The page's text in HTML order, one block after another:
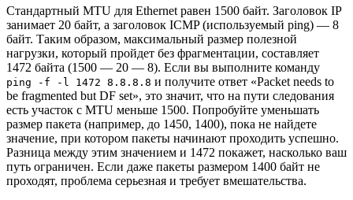
Стандартный MTU для Ethernet равен 1500 байт. Заголовок IP
занимает 20 байт, а заголовок ICMP (используемый ping) — 8
байт. Таким образом, максимальный размер полезной
нагрузки, который пройдет без фрагментации, составляет
1472 байта (1500 — 20 — 8). Если вы выполните команду
ping -f -l 1472 8.8.8.8 и получите ответ «Packet needs to
be fragmented but DF set», это значит, что на пути следования
есть участок с MTU меньше 1500. Попробуйте уменьшать
размер пакета (например, до 1450, 1400), пока не найдете
значение, при котором пакеты начинают проходить успешно.
Разница между этим значением и 1472 покажет, насколько ваш
путь ограничен. Если даже пакеты размером 1400 байт не
проходят, проблема серьезная и требует вмешательства.